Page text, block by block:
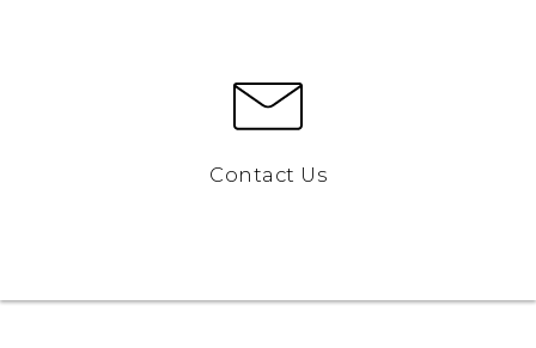
Contact Us